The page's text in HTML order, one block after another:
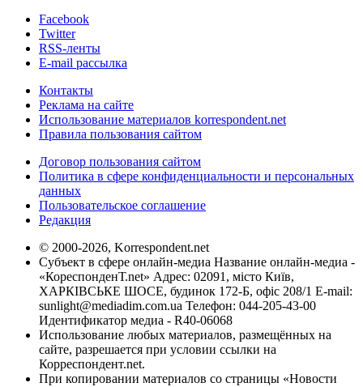
Facebook
Twitter
RSS-ленты
E-mail рассылка
Контакты
Реклама на сайте
Использование материалов korrespondent.net
Правила пользования сайтом
Договор пользования сайтом
Политика в сфере конфиденциальности и персональных
данных
Пользовательское соглашение
Редакция
© 2000-2026, Korrespondent.net
Субъект в сфере онлайн-медиа Название онлайн-медиа -
«КореспонденТ.net» Адрес: 02091, місто Київ,
ХАРКІВСЬКЕ ШОСЕ, будинок 172-Б, офіс 208/1 E-mail:
sunlight@mediadim.com.ua Телефон: 044-205-43-00
Идентификатор медиа - R40-06068
Использование любых материалов, размещённых на
сайте, разрешается при условии ссылки на
Корреспондент.net.
При копировании материалов со страницы «Новости